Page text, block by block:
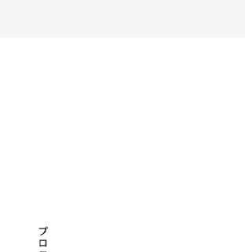
プロフェッショナル×つながる×